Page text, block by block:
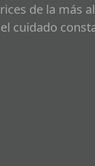
de la más
cuidado